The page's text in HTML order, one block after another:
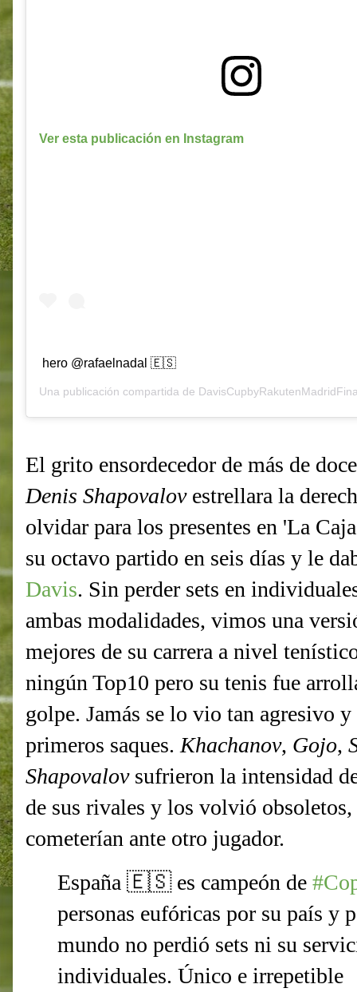
Ver esta publicación en Instagram
hero @rafaelnadal 🇪🇸
Una publicación compartida de
El grito ensordecedor de más de
Denis Shapovalovestrellara la
olvidar para los presentes en 'La
su octavo partido en seis días y le
Davis. Sin perder sets en
ambas modalidades, vimos una
mejores de su carrera a nivel
ningún Top10 pero su tenis fue
golpe. Jamás se lo vio tan agresivo
primeros saques.Khachanov, Gojo,
Shapovalov sufrieron la intensidad
de sus rivales y los volvió
cometerían ante otro jugador.
España 🇪🇸 es campeón de
personas eufóricas por su país y
mundo no perdió sets ni su
individuales. Único e irrepetible